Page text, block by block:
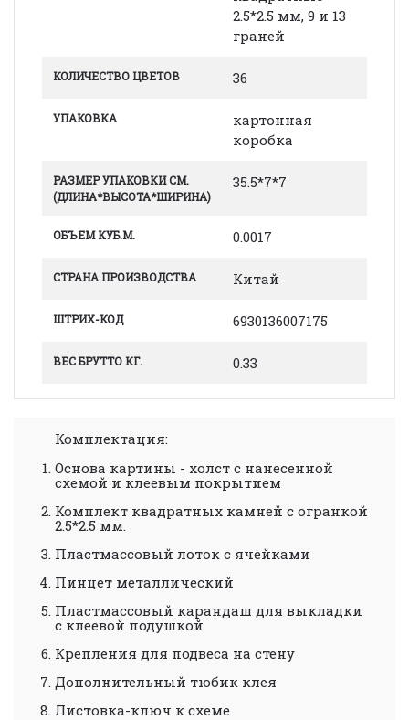
2.5*2.5 мм, 9 и 13
граней
КОЛИЧЕСТВО ЦВЕТОВ 36
УПАКОВКА
картонная
коробка
РАЗМЕР УПАКОВКИ СМ.
(ДЛИНА*ВЫСОТА*ШИРИНА)
35.5*7*7
ОБЪЕМ КУБ.М. 0.0017
СТРАНА ПРОИЗВОДСТВА Китай
ШТРИХ-КОД 6930136007175
ВЕС БРУТТО КГ. 0.33
Комплектация:
Основа картины - холст с нанесенной
схемой и клеевым покрытием
Комплект квадратных камней с огранкой
2.5*2.5 мм.
Пластмассовый лоток с ячейками
Пинцет металлический
Пластмассовый карандаш для выкладки
с клеевой подушкой
Крепления для подвеса на стену
Дополнительный тюбик клея
Листовка-ключ к схеме